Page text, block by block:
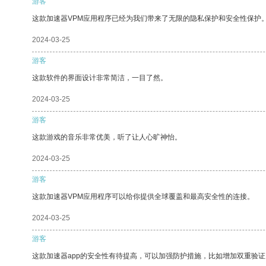
这款加速器VPM应用程序已经为我们带来了无限的隐私保护和安全性保护
2024-03-25
游客
这款软件的界面设计非常简洁，一目了然。
2024-03-25
游客
这款游戏的音乐非常优美，听了让人心旷神怡。
2024-03-25
游客
这款加速器VPM应用程序可以给你提供全球覆盖和最高安全性的连接。
2024-03-25
游客
这款加速器app的安全性有待提高，可以加强防护措施，比如增加双重验